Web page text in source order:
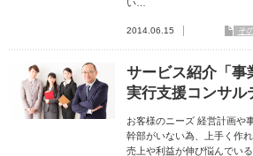
い…
2014.06.15 そ
サービス紹介「事
実行支援コンサル
お客様のニーズ 経営計画や
幹部がいない為、上手く作
売上や利益が伸び悩んでい